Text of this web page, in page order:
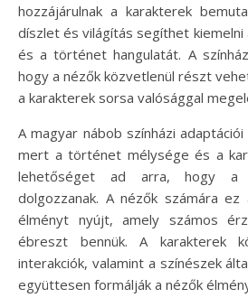
hozzájárulnak a karakterek
díszlet és világítás segíthet
és a történet hangulatát. A
hogy a nézők közvetlenül részt
a karakterek sorsa valósággal
A magyar nábob színházi
mert a történet mélysége és a
lehetőséget ad arra, hogy a
dolgozzanak. A nézők számára ez
élményt nyújt, amely számos
ébreszt bennük. A karakterek
interakciók, valamint a színészek
együttesen formálják a nézők